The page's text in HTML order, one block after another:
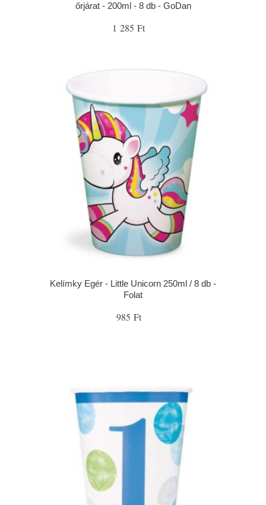
őrjárat - 200ml - 8 db - GoDan
1 285 Ft
Kelímky Egér - Little Unicorn 250ml / 8 db -
Folat
985 Ft